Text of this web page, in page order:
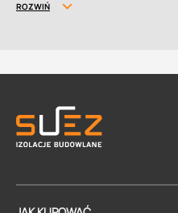
Kominek
Kominek wentylacyjny do papy
do dachów krytych
kołnierzem do konkretnego
wentylacyjny pod papę musi
kołnierza z korpusem kominka
nieszczelność w tym miejscu
obrębie uszczelnienia rur
ROZWIŃ